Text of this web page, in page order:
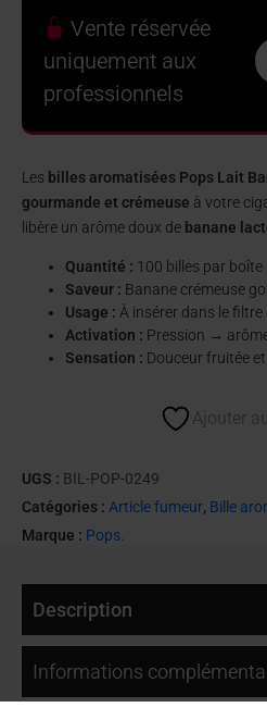
Vente réservée
uniquement aux
professionnels
Les billes aromatisées Pops Lait
gourmande et crémeuse à votre
libère un arôme doux de banane
Quantité : 100 billes par boîte
Saveur : Banane crémeuse
Usage : À insérer dans le
Activation : Pression →
Sensation : Douceur fruitée
Ajouter
UGS : BIL-POP-0249
Catégories : Article fumeur, Bille
Marque : Pops.
Description
Informations